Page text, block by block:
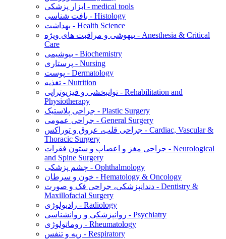
ابزار پزشکی - medical tools
بافت شناسی - Histology
بهداشت - Health Science
بیهوشی و مراقبت های ویژه - Anesthesia & Critical
Care
بیوشیمی - Biochemistry
پرستاری - Nursing
پوست - Dermatology
تغذیه - Nutrition
توانبخشی و فیزیوتراپی - Rehabilitation and
Physiotherapy
جراحی پلاستیک - Plastic Surgery
جراحی عمومی - General Surgery
جراحی قلب، عروق و توراکس - Cardiac, Vascular &
Thoracic Surgery
جراحی مغز و اعصاب و ستون فقرات - Neurological
and Spine Surgery
چشم پزشکی - Ophthalmology
خون و سرطان - Hematology & Oncology
دندانپزشکی، جراحی فک و صورت - Dentistry &
Maxillofacial Surgery
رادیولوژی - Radiology
روانپزشکی و روانشناسی - Psychiatry
روماتولوژی - Rheumatology
ریه و تنفس - Respiratory